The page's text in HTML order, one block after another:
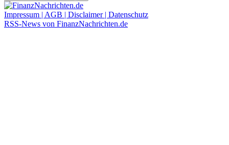
Impressum | AGB | Disclaimer | Datenschutz
RSS-News von FinanzNachrichten.de